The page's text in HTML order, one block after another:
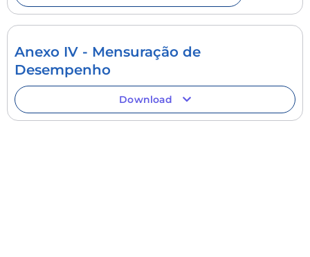
Anexo IV - Mensuração de
Desempenho
Download